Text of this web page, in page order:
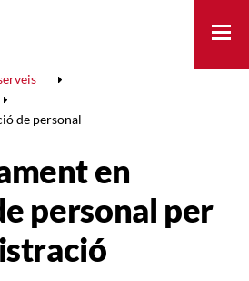
de personal
en
personal per